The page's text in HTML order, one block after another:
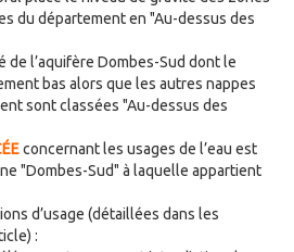
du département en "Au-dessus des
de l’aquifère Dombes-Sud dont le
bas alors que les autres nappes
sont classées "Au-dessus des
concernant les usages de l’eau est
"Dombes-Sud" à laquelle appartient
d’usage (détaillées dans les
: